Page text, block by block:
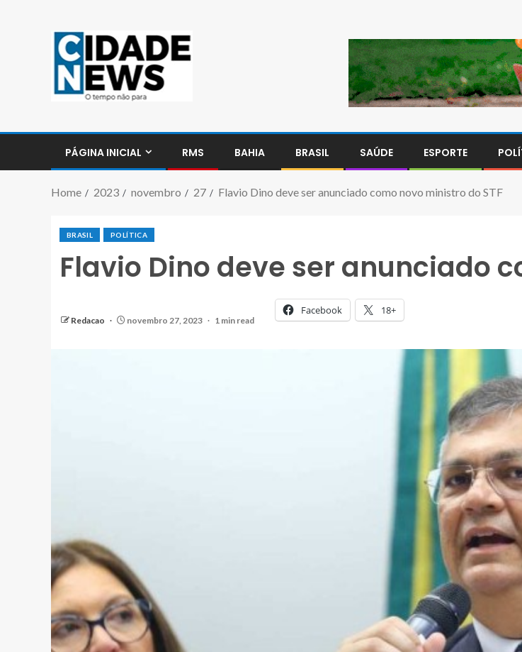
PÁGINA INICIAL RMS BAHIA BRASIL SAÚDE ESPORTE
Home 2023 novembro 27 Flavio Dino deve ser anunciado como novo ministro do STF
BRASIL POLÍTICA
Flavio Dino deve ser anunciado
Redacao novembro 27, 2023 1 min read
Facebook 18+